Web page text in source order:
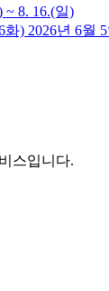
스입니다.